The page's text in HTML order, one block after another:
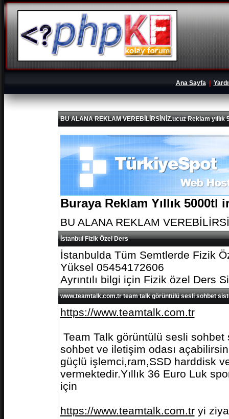
Ana Sayfa|
BU ALANA REKLAM VEREBİLİRSİNİZ.ucuz Reklam yıllık
Buraya Reklam Yıllık
BU ALANA REKLAM
İstanbul Fizik Özel Ders
İstanbulda Tüm Semtlerde Fizik
Yüksel 05454172606
Ayrıntılı bilgi için Fizik özel Ders
www.teamtalk.com.tr team talk görüntülü sesli sohbet
https://www.teamtalk.com.tr
Team Talk görüntülü sesli
sohbet ve iletişim odası
güçlü işlemci,ram,SSD harddisk
vermektedir.Yıllık 36 Euro Luk
için
https://www.teamtalk.com.tryi